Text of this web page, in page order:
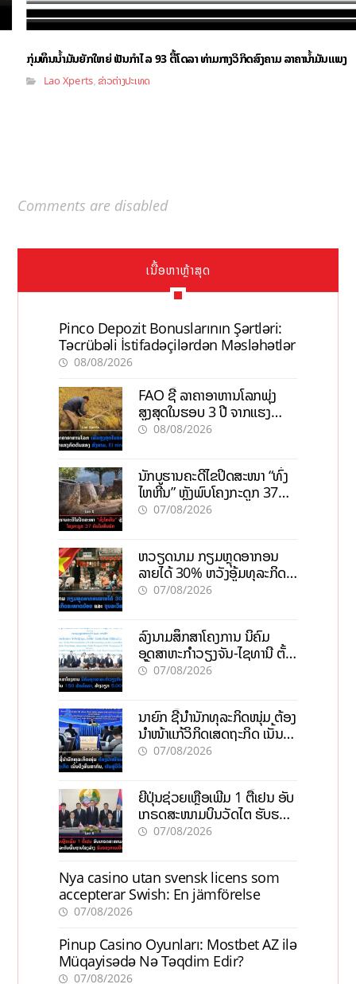
ກຸ່ມທຶນນ້ຳມັນຍັກໃຫຍ່ ຟັນກຳໄລ 93 ຕື້ໂດລາ ທ່າມກາງວິກິດສົງຄາມ ລາຄານໍ້າມັນແພງ
Lao Xperts, ຂ່າວຕ່າງປະເທດ
Comments are disabled
ເນື້ອຫາຫຼ້າສຸດ
Pinco Depozit Bonuslarının Şərtləri:
Təcrübəli İstifadəçilərdən Məsləhətlər
08/08/2026
FAO ຊີ້ ລາຄາອາຫານໂລກພຸ່ງ
ສູງສຸດໃນຮອບ 3 ປີ ຈາກແຮງ
ກົດດັນຂອງສົງຄາມ, El nino
08/08/2026
ນັກບູຮານຄະດີໄຂປິດສະໜາ “ທົ່ງ
ໄຫຫີນ” ຫຼັງພົບໂຄງກະດູກ 37
ຄົນໃນຫີນຍັກ
07/08/2026
ຫວຽດນາມ ກຽມຫຼຸດອາກອນ
ລາຍໄດ້ 30% ຫວັງອູ້ມທຸລະກິດ
ຂະໜາດນ້ອຍ ແລະ ຈຸນລະ
07/08/2026
ລົງນາມສຶກສາໂຄງການ ນິຄົມ
ອຸດສາຫະກຳວຽງຈັນ-ໄຊທານີ ຕັ້ງ
ເປົ້າດຶງທຶນ 150 ລ້ານໂດລາ, ສ້າງ
07/08/2026
ນາຍົກ ຊີ້ນຳນັກທຸລະກິດໜຸ່ມ ຕ້ອງ
ນຳໜ້າແກ້ວິກິດເສດຖະກິດ ເນັ້ນດຶງ
ທຶນສາກົນ, ຫັນສູ່ດິຈິຕອນ
07/08/2026
ຍີ່ປຸ່ນຊ່ວຍເຫຼືອເພີ່ມ 1 ຕື້ເຢນ ອັບ
ເກຣດສະໜາມບິນວັດໄຕ ຮັບຮອງ
ການເຕີບໂຕ
07/08/2026
Nya casino utan svensk licens som
accepterar Swish: En jämförelse
07/08/2026
Pinup Casino Oyunları: Mostbet AZ ilə
Müqayisədə Nə Təqdim Edir?
07/08/2026